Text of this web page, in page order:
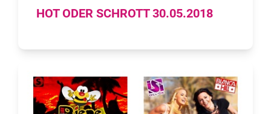
HOT ODER SCHROTT 30.05.2018